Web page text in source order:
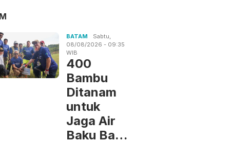
BATAM
Sabtu,
08/08/2026 - 09:35
WIB
400
Bambu
Ditanam
untuk
Jaga Air
Baku Ba…